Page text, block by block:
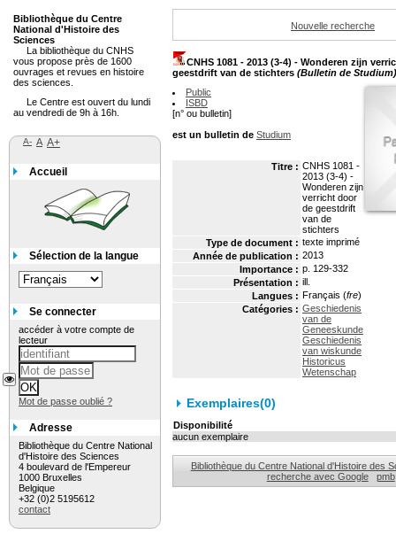
Nouvelle recherche
CNHS 1081 - 2013 (3-4) - Wonderen zijn
geestdrift van de stichters (Bulletin de Studium)
Public
ISBD
[n° ou bulletin]
est un bulletin de Studium
Titre : CNHS 1081 -
2013 (3-4) -
Wonderen zijn
verricht door
de geestdrift
van de
stichters
Type de document : texte imprimé
Année de publication : 2013
Importance : p. 129-332
Présentation : ill.
Langues : Français (fre)
Catégories : Geschiedenis
van de
Geneeskunde
Geschiedenis
van wiskunde
Historicus
Wetenschap
Exemplaires(0)
Disponibilité
aucun exemplaire
Bibliothèque du Centre National d'Histoire des
recherche avec Google
pmb
Bibliothèque du Centre
National d'Histoire des
Sciences
La bibliothèque du CNHS
vous propose près de 1600
ouvrages et revues en histoire
des sciences.
Le Centre est ouvert du lundi
au vendredi de 9h à 16h.
A- A A+
Accueil
Sélection de la langue
Se connecter
accéder à votre compte de
lecteur
Mot de passe oublié ?
Adresse
Bibliothèque du Centre National
d'Histoire des Sciences
4 boulevard de l'Empereur
1000 Bruxelles
Belgique
+32 (0)2 5195612
contact